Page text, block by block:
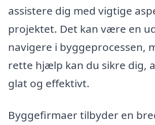
assistere dig med vigtige
projektet. Det kan være en
navigere i byggeprocessen,
rette hjælp kan du sikre dig,
glat og effektivt.
Byggefirmaer tilbyder en